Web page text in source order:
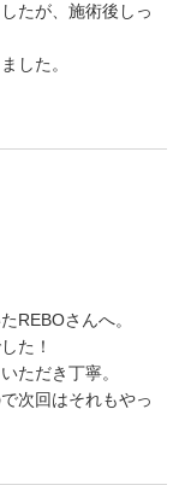
たが、施術後しっ
した。
REBOさんへ。
た！
ただき丁寧。
次回はそれもやっ